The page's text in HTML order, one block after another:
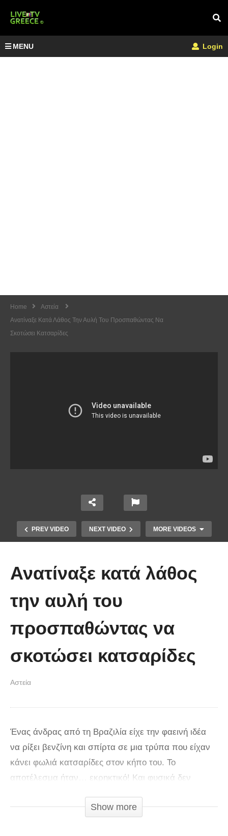
MENU Login
Home
Αστεία
Ανατίναξε Κατά Λάθος Την Αυλή Του Προσπαθώντας Να
Σκοτώσει Κατσαρίδες
PREV VIDEO NEXT VIDEO MORE VIDEOS
Απολαυστικοί Μέριλ Στριπ και Τομ
άλλον
Ανατίναξε κατά λάθος
την αυλή του
προσπαθώντας να
σκοτώσει κατσαρίδες
Αστεία
Ένας άνδρας από τη Βραζιλία είχε την φαεινή ιδέα
να ρίξει βενζίνη και σπίρτα σε μια τρύπα που είχαν
κάνει φωλιά κατσαρίδες στον κήπο του. Το
αποτέλεσμα ήταν… εκρηκτικό! Και φυσικά δεν
Show more